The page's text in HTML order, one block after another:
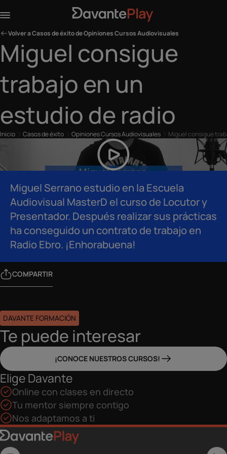
Volver a Casos de éxito de Opiniones Cursos Audiovisuales
Miguel consigue
trabajo en un
estudio de radio
Inicio Casos de éxito Opiniones Cursos Audiovisuales Miguel consigue
Miguel Serrano estudio en la Escuela
Audiovisual MasterD el curso de Locutor y
Presentador. Después realizar sus prácticas
ha conseguido un contrato de trabajo en
Radio Ebro. ¡Enhorabuena!
COMPARTIR
DAVANTE FORMACIÓN
Te puede interesar
¡CONOCE NUESTROS CURSOS!
Elige Davante
Online con clases en directo
Tu mentor siempre contigo
Nos adaptamos a ti